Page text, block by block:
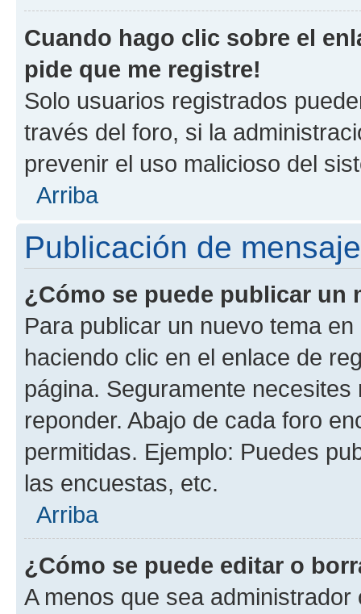
Cuando hago clic sobre el
pide que me registre!
Solo usuarios registrados
través del foro, si la
prevenir el uso malicioso del
Arriba
Publicación de
¿Cómo se puede publicar un
Para publicar un nuevo tema
haciendo clic en el enlace de
página. Seguramente
reponder. Abajo de cada foro
permitidas. Ejemplo: Puedes
las encuestas, etc.
Arriba
¿Cómo se puede editar o
A menos que sea